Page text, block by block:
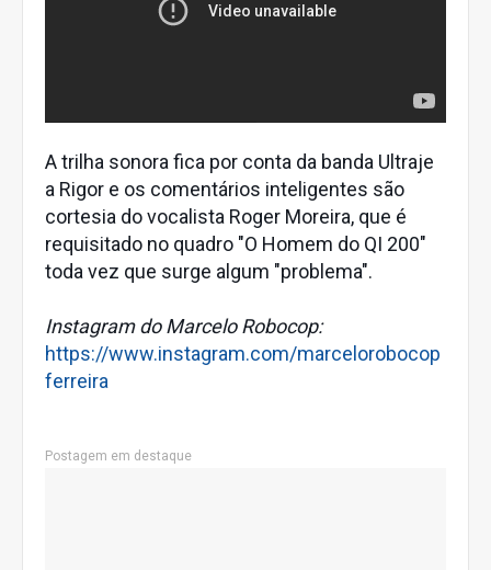
A trilha sonora fica por conta da banda Ultraje
a Rigor e os comentários inteligentes são
cortesia do vocalista Roger Moreira, que é
requisitado no quadro "O Homem do QI 200"
toda vez que surge algum "problema".
Instagram do Marcelo Robocop:
https://www.instagram.com/marcelorobocop
ferreira
Postagem em destaque